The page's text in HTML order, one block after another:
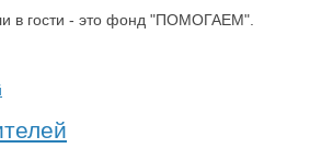
в гости - это фонд "ПОМОГАЕМ".